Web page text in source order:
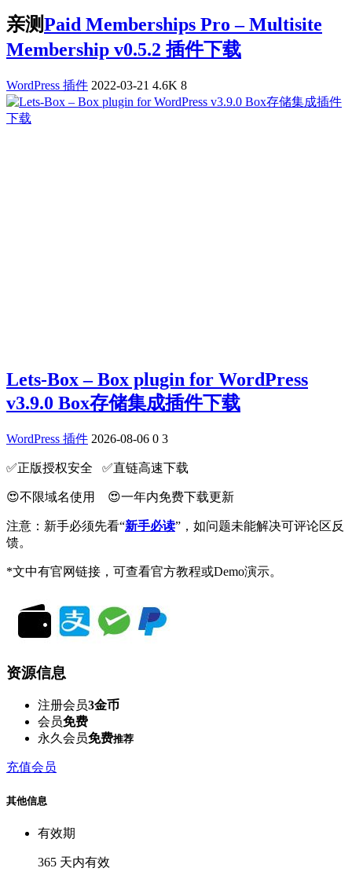
亲测Paid Memberships Pro – Multisite
Membership v0.5.2 插件下载
WordPress 插件 2022-03-21 4.6K 8
Lets-Box – Box plugin for WordPress
v3.9.0 Box存储集成插件下载
WordPress 插件 2026-08-06 0 3
✅️正版授权安全 ✅️直链高速下载
😍不限域名使用 😍一年内免费下载更新
注意：新手必须先看“新手必读”，如问题未能解决可评论区反
馈。
*文中有官网链接，可查看官方教程或Demo演示。
资源信息
注册会员3金币
会员免费
永久会员免费推荐
充值会员
其他信息
有效期
365 天内有效